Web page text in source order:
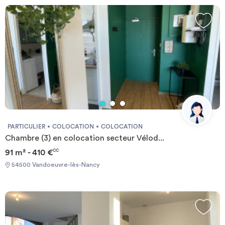
d'une remise d'un tiers sur les honoraires. Le montant des
honoraires tient compte de la réduction. “Les informations sur les
risques auxquels ce bien est exposé sont disponibles sur le site
Géorisques : géorisques.gouv.fr/” Quartier Agglomération
PARTICULIER COLOCATION COLOCATION
Chambre (3) en colocation secteur Vélod...
91 m² - 410 €CC
54500 Vandoeuvre-lès-Nancy